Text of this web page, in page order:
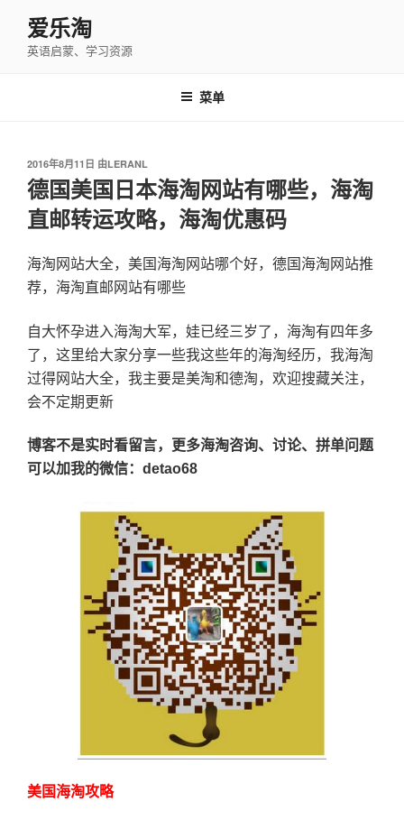
爱乐淘
英语启蒙、学习资源
菜单
发
布
于
2016年8月11日 由LERANL
德国美国日本海淘网站有哪些，海淘
直邮转运攻略，海淘优惠码
海淘网站大全，美国海淘网站哪个好，德国海淘网站推
荐，海淘直邮网站有哪些
自大怀孕进入海淘大军，娃已经三岁了，海淘有四年多
了，这里给大家分享一些我这些年的海淘经历，我海淘
过得网站大全，我主要是美淘和德淘，欢迎搜藏关注，
会不定期更新
博客不是实时看留言，更多海淘咨询、讨论、拼单问题
可以加我的微信：detao68
美国海淘攻略